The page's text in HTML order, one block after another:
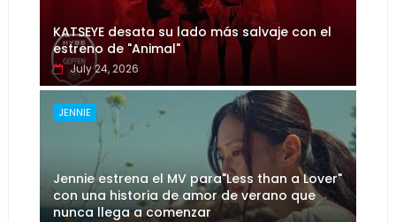
KATSEYE desata su lado más salvaje con el
estreno de "Animal"
July 24, 2026
JENNIE
Jennie estrena el MV para"Less than a Lover"
con una historia de amor de verano que
nunca llega a comenzar